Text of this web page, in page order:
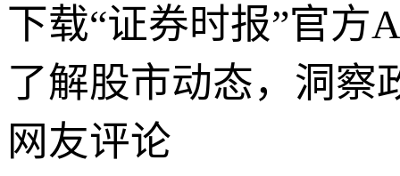
下载“证券时报”官方
了解股市动态，洞察
网友评论